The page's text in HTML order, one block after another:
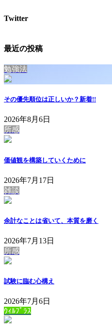
Twitter
最近の投稿
勉強法
その優先順位は正しいか？ 新着!!
2026年8月6日
所感
価値観を構築していくために
2026年7月17日
雑談
余計なことは省いて、本質を磨く
2026年7月13日
所感
試験に臨む心構え
2026年7月6日
ｳｨﾙﾌﾟﾗｽ